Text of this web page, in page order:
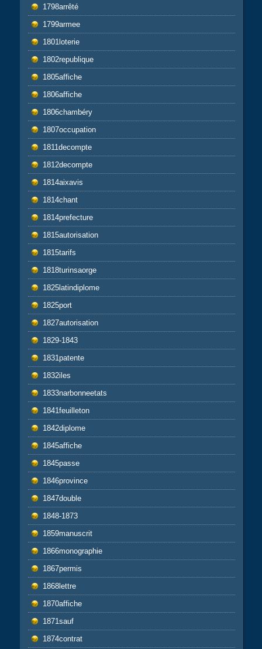
1798arrêté
1799armee
1801loterie
1802republique
1805affiche
1806affiche
1806chambéry
1807occupation
1811decompte
1812decompte
1814aixavis
1814chant
1814prefecture
1815autorisation
1815tarifs
1818turinsaorge
1825latindiplome
1825port
1827autorisation
1829-1843
1831patente
1832iles
1833narbonneetats
1841feuilleton
1842diplome
1845affiche
1845passe
1846province
1847double
1848-1873
1859manuscrit
1866monographie
1867permis
1868lettre
1870affiche
1871sauf
1874contrat